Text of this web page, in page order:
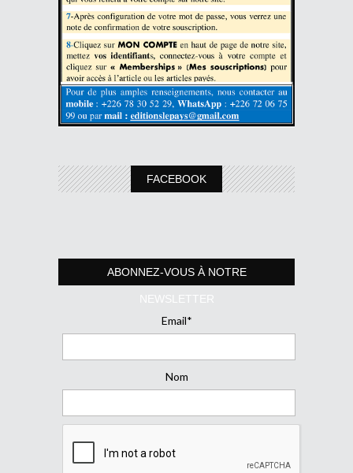
FACEBOOK
ABONNEZ-VOUS À NOTRE
NEWSLETTER
Email*
Nom